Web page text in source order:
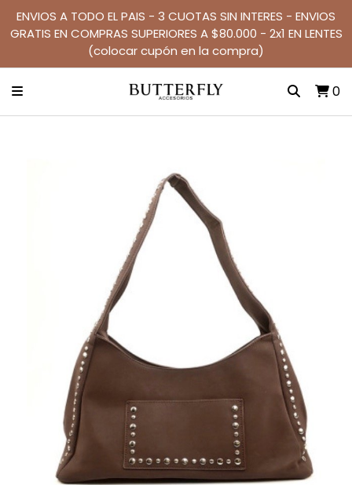
ENVIOS A TODO EL PAIS - 3 CUOTAS SIN INTERES - ENVIOS
GRATIS EN COMPRAS SUPERIORES A $80.000 - 2x1 EN LENTES
(colocar cupón en la compra)
0